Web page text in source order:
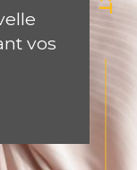
vos